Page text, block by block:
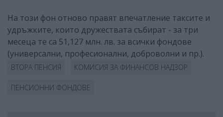
На този фон отново правят впечатление таксите и
удръжките, които дружествата събират - за три
месеца те са 51,127 млн. лв. за всички фондове
(универсални, професионални, доброволни и пр.).
ВТОРА ПЕНСИЯ КОМИСИЯ ЗА ФИНАНСОВ НАДЗОР
ПЕНСИОННИ ФОНДОВЕ